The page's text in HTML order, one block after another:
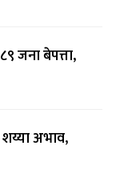
जना बेपत्ता,
अभाव,